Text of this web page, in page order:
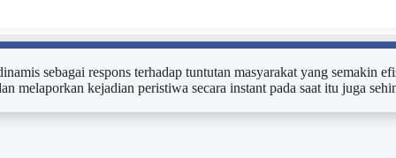
sebagai respons terhadap tuntutan masyarakat yang semakin
melaporkan kejadian peristiwa secara instant pada saat itu juga